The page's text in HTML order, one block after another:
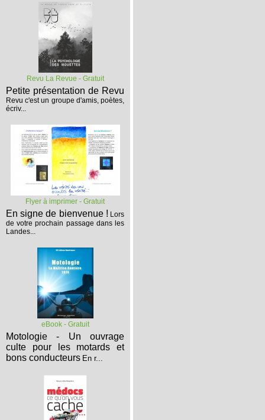
Revu La Revue - Gratuit
Petite présentation de Revu
Revu c'est un groupe d'amis, poètes,
écriv...
Flyer à imprimer - Gratuit
En signe de bienvenue ! Lors
de votre prochain passage dans les
Landes...
eBook - Gratuit
Motologie - Un ouvrage
culte pour les motards et
bons conducteurs En r...